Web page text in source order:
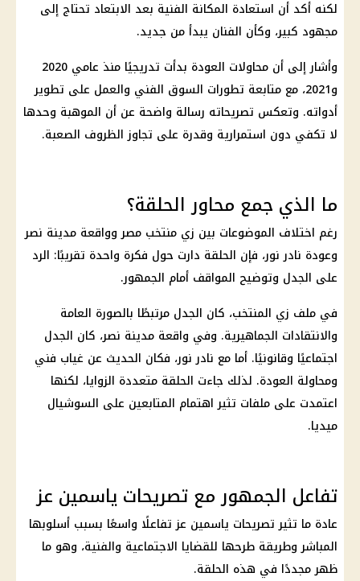
لكنه أكد أن استعادة المكانة الفنية بعد الابتعاد تحتاج إلى
مجهود كبير، وكأن الفنان يبدأ من جديد.
وأشار إلى أن محاولات العودة بدأت تدريجيًا منذ عامي 2020
و2021، مع متابعة تطورات السوق الفني والعمل على تطوير
أدواته. وتعكس تصريحاته رسالة واضحة عن أن الموهبة وحدها
لا تكفي دون استمرارية وقدرة على تجاوز الظروف الصعبة.
ما الذي جمع محاور الحلقة؟
رغم اختلاف الموضوعات بين زي منتخب مصر وواقعة مدينة نصر
وعودة نادر نور، فإن الحلقة دارت حول فكرة واحدة تقريبًا: الرد
على الجدل وتوضيح المواقف أمام الجمهور.
في ملف زي المنتخب، كان الجدل مرتبطًا بالصورة العامة
والانتقادات الجماهيرية. وفي واقعة مدينة نصر، كان الجدل
اجتماعيًا وقانونيًا. أما مع نادر نور، فكان الحديث عن غياب فني
ومحاولة العودة. لذلك جاءت الحلقة متعددة الزوايا، لكنها
اعتمدت على ملفات تثير اهتمام المتابعين على السوشيال
ميديا.
تفاعل الجمهور مع تصريحات ياسمين عز
عادة ما تثير تصريحات ياسمين عز تفاعلًا واسعًا بسبب أسلوبها
المباشر وطريقة طرحها للقضايا الاجتماعية والفنية، وهو ما
ظهر مجددًا في هذه الحلقة.